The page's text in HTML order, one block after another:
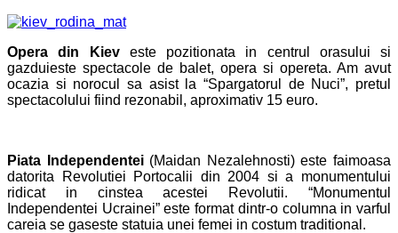
Opera din Kieveste pozitionata in centrul orasului si
gazduieste spectacole de balet, opera si opereta. Am avut
ocazia si norocul sa asist la “Spargatorul de Nuci”, pretul
spectacolului fiind rezonabil, aproximativ 15 euro.
Piata Independentei(Maidan Nezalehnosti) este faimoasa
datorita Revolutiei Portocalii din 2004 si a monumentului
ridicat in cinstea acestei Revolutii. “Monumentul
Independentei Ucrainei” este format dintr-o columna in varful
careia se gaseste statuia unei femei in costum traditional.